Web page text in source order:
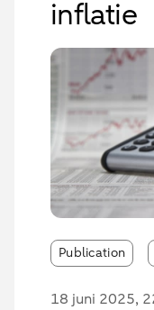
inflatie
Publication
18 juni 2025,